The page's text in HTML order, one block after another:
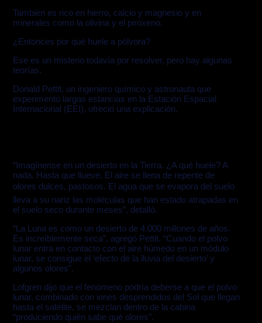
También es rico en hierro, calcio y magnesio y en
minerales como la olivina y el piroxeno.
¿Entonces por qué huele a pólvora?
Ese es un misterio todavía por resolver, pero hay algunas
teorías.
Donald Pettit, un ingeniero químico y astronauta que
experimentó largas estancias en la Estación Espacial
Internacional (EEI), ofreció una explicación.
“Imagínense en un desierto en la Tierra. ¿A qué huele? A
nada. Hasta que llueve. El aire se llena de repente de
olores dulces, pastosos. El agua que se evapora del suelo
lleva a su nariz las moléculas que han estado atrapadas en
el suelo seco durante meses”, detalló.
“La Luna es como un desierto de 4.000 millones de años.
Es increíblemente seca”, agregó Pettit. “Cuando el polvo
lunar entra en contacto con el aire húmedo en un módulo
lunar, se consigue el ‘efecto de la lluvia del desierto’ y
algunos olores”.
Lofgren dijo que el fenómeno podría deberse a que el polvo
lunar, combinado con iones desprendidos del Sol que llegan
hasta el satélite, se mezclan dentro de la cabina
“produciendo quién sabe qué olores”.